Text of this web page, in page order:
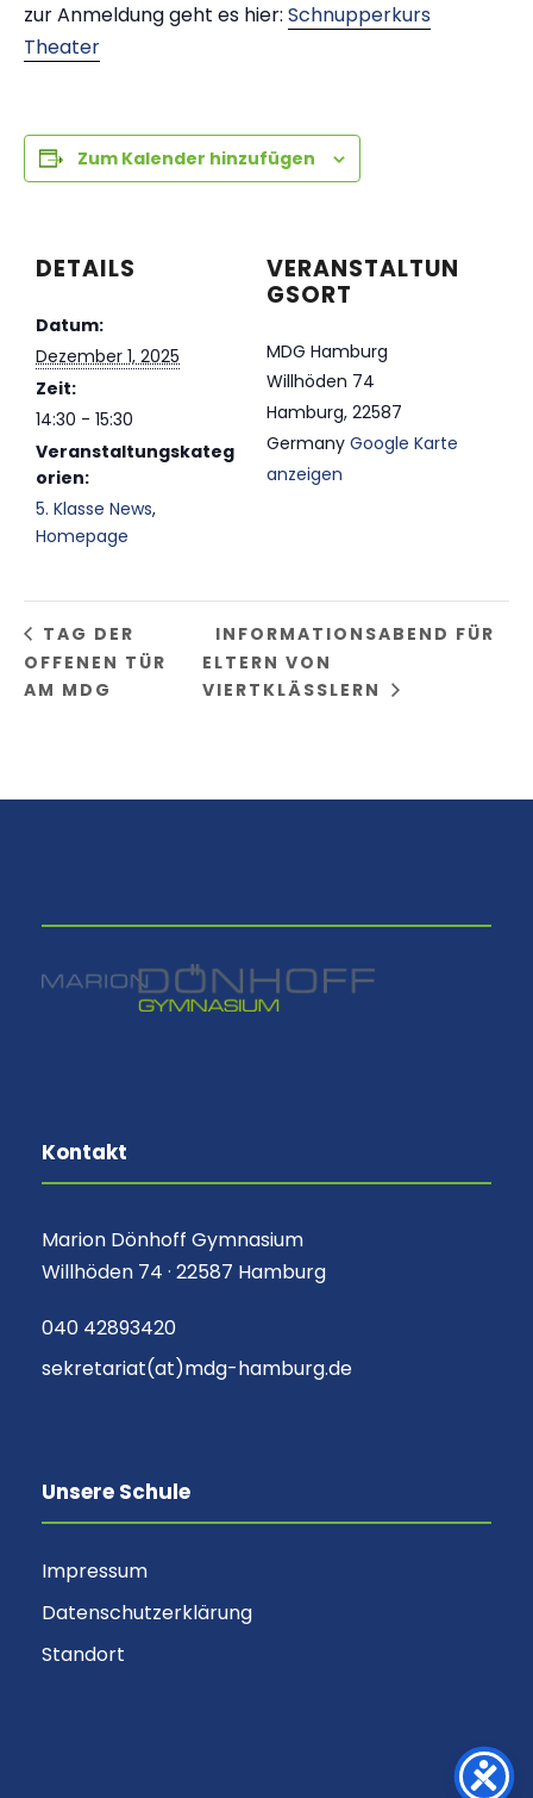
zur Anmeldung geht es hier: Schnupperkurs
Theater
Zum Kalender hinzufügen
DETAILS
Datum:
Dezember 1, 2025
Zeit:
14:30 - 15:30
Veranstaltungskateg
orien:
5. Klasse News,
Homepage
VERANSTALTUN
GSORT
MDG Hamburg
Willhöden 74
Hamburg, 22587
Germany Google Karte
anzeigen
TAG DER
OFFENEN TÜR
AM MDG
INFORMATIONSABEND FÜR
ELTERN VON
VIERTKLÄSSLERN
Kontakt
Marion Dönhoff Gymnasium
Willhöden 74 · 22587 Hamburg
040 42893420
sekretariat(at)mdg-hamburg.de
Unsere Schule
Impressum
Datenschutzerklärung
Standort